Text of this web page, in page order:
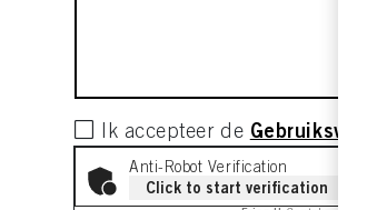
Ik accepteer de
Anti-Robot Verification
Click to start verification